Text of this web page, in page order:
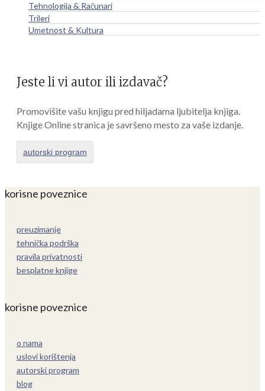
Tehnologija & Računari
Trileri
Umetnost & Kultura
Jeste li vi autor ili izdavač?
Promovišite vašu knjigu pred hiljadama ljubitelja knjiga.
Knjige Online stranica je savršeno mesto za vaše izdanje.
autorski program
korisne poveznice
preuzimanje
tehnička podrška
pravila privatnosti
besplatne knjige
korisne poveznice
o nama
uslovi korištenja
autorski program
blog